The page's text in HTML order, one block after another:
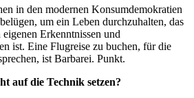
in den modernen Konsumdemokratien
um ein Leben durchzuhalten, das
Erkenntnissen und
ist. Eine Flugreise zu buchen, für die
ist Barbarei. Punkt.
auf die Technik setzen?